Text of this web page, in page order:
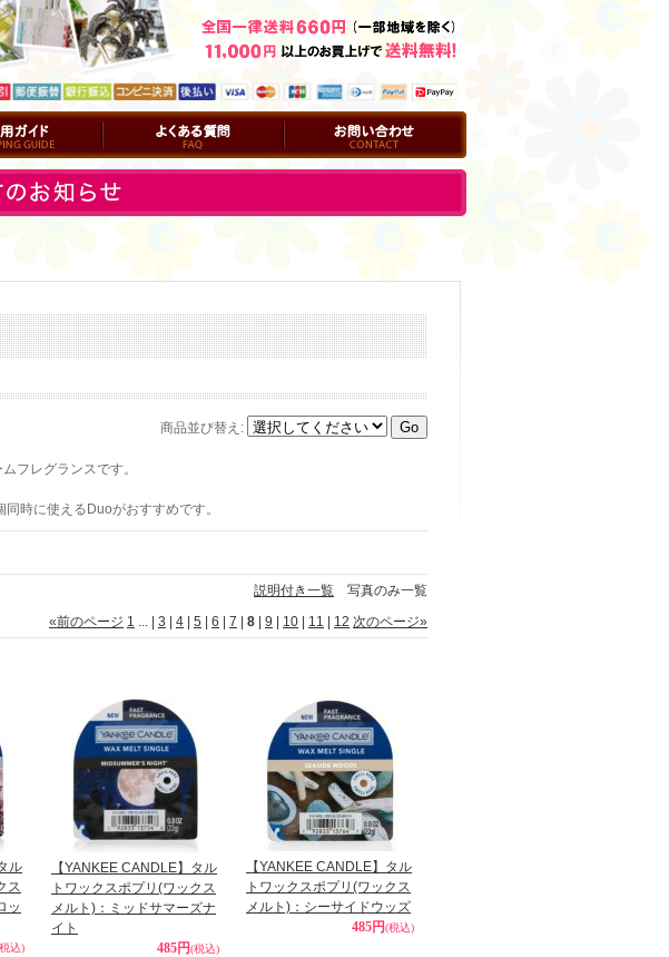
よくある質問 お問い合わせ
商品並び替え :
フレグランスです。
時に使えるDuoがおすすめです。
説明付き一覧 写真のみ一覧
«前のページ 1 ... 3 4 5 6 7 8 9 10 11 12 次のページ»
ル
ス
ッ
込)
【YANKEE CANDLE】タル
トワックスポプリ(ワックス
メルト)：ミッドサマーズナ
イト
485円(税込)
【YANKEE CANDLE】タル
トワックスポプリ(ワックス
メルト)：シーサイドウッズ
485円(税込)